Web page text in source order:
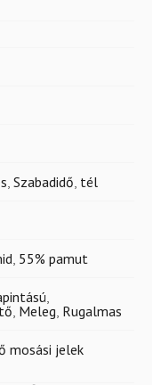
Szabadidő tél
55% pamut
Meleg Rugalmas
mosási jelek